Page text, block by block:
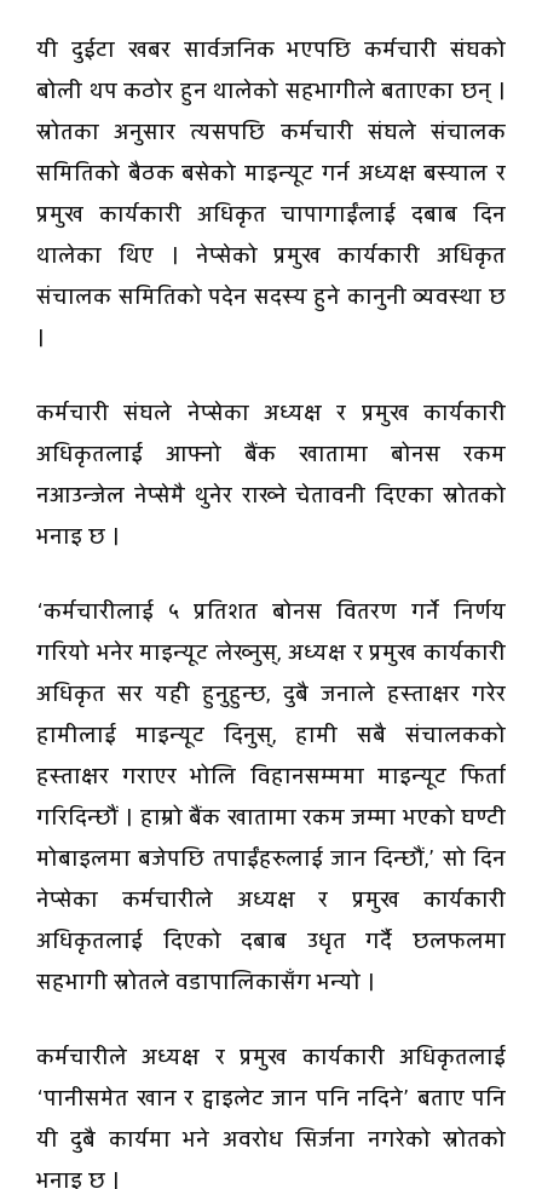
यी दुईटा खबर सार्वजनिक भएपछि कर्मचारी संघको
बोली थप कठोर हुन थालेको सहभागीले बताएका छन् ।
स्रोतका अनुसार त्यसपछि कर्मचारी संघले संचालक
समितिको बैठक बसेको माइन्यूट गर्न अध्यक्ष बस्याल र
प्रमुख कार्यकारी अधिकृत चापागाईंलाई दबाब दिन
थालेका थिए । नेप्सेको प्रमुख कार्यकारी अधिकृत
संचालक समितिको पदेन सदस्य हुने कानुनी व्यवस्था छ
।
कर्मचारी संघले नेप्सेका अध्यक्ष र प्रमुख कार्यकारी
अधिकृतलाई आफ्नो बैंक खातामा बोनस रकम
नआउन्जेल नेप्सेमै थुनेर राख्ने चेतावनी दिएका स्रोतको
भनाइ छ ।
‘कर्मचारीलाई ५ प्रतिशत बोनस वितरण गर्ने निर्णय
गरियो भनेर माइन्यूट लेख्नुस्, अध्यक्ष र प्रमुख कार्यकारी
अधिकृत सर यही हुनुहुन्छ, दुबै जनाले हस्ताक्षर गरेर
हामीलाई माइन्यूट दिनुस्, हामी सबै संचालकको
हस्ताक्षर गराएर भोलि विहानसम्ममा माइन्यूट फिर्ता
गरिदिन्छौं । हाम्रो बैंक खातामा रकम जम्मा भएको घण्टी
मोबाइलमा बजेपछि तपाईंहरुलाई जान दिन्छौं,’ सो दिन
नेप्सेका कर्मचारीले अध्यक्ष र प्रमुख कार्यकारी
अधिकृतलाई दिएको दबाब उधृत गर्दै छलफलमा
सहभागी स्रोतले वडापालिकासँग भन्यो ।
कर्मचारीले अध्यक्ष र प्रमुख कार्यकारी अधिकृतलाई
‘पानीसमेत खान र ट्वाइलेट जान पनि नदिने’ बताए पनि
यी दुबै कार्यमा भने अवरोध सिर्जना नगरेको स्रोतको
भनाइ छ ।